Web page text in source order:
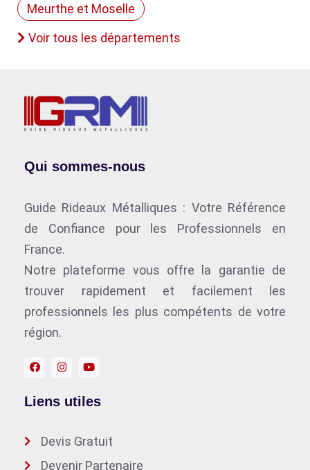
Meurthe et Moselle
Voir tous les départements
Qui sommes-nous
Guide Rideaux Métalliques : Votre Référence
de Confiance pour les Professionnels en
France.
Notre plateforme vous offre la garantie de
trouver rapidement et facilement les
professionnels les plus compétents de votre
région.
Liens utiles
Devis Gratuit
Devenir Partenaire